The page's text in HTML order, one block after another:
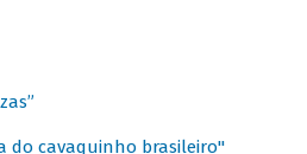
do cavaquinho brasileiro"